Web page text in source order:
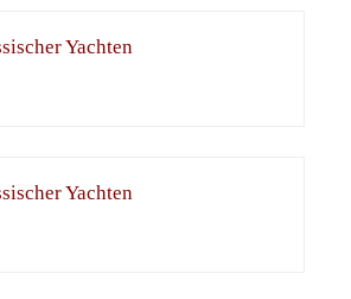
Yachten
Yachten